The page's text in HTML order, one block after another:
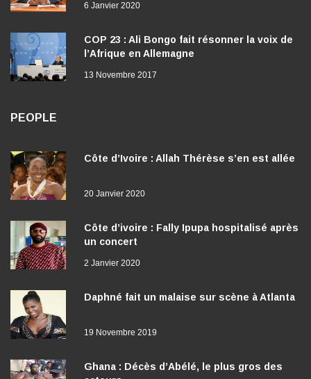
6 Janvier 2020
COP 23 : Ali Bongo fait résonner la voix de
l’Afrique en Allemagne
13 Novembre 2017
PEOPLE
Côte d’Ivoire : Allah Thérèse s’en est allée
20 Janvier 2020
Côte d’ivoire : Fally Ipupa hospitalisé après
un concert
2 Janvier 2020
Daphné fait un malaise sur scène à Atlanta
19 Novembre 2019
Ghana : Décès d’Abélé, le plus gros des